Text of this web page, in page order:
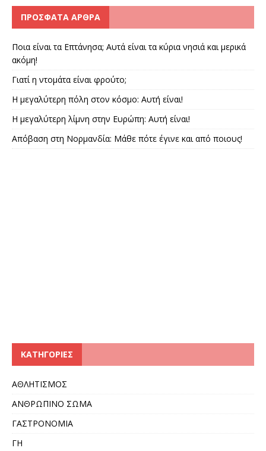
ΠΡΌΣΦΑΤΑ ΆΡΘΡΑ
Ποια είναι τα Επτάνησα; Αυτά είναι τα κύρια νησιά και μερικά
ακόμη!
Γιατί η ντομάτα είναι φρούτο;
Η μεγαλύτερη πόλη στον κόσμο: Αυτή είναι!
Η μεγαλύτερη λίμνη στην Ευρώπη: Αυτή είναι!
Απόβαση στη Νορμανδία: Μάθε πότε έγινε και από ποιους!
KΑΤΗΓΟΡΊΕΣ
ΑΘΛΗΤΙΣΜΟΣ
ΑΝΘΡΩΠΙΝΟ ΣΩΜΑ
ΓΑΣΤΡΟΝΟΜΙΑ
ΓΗ